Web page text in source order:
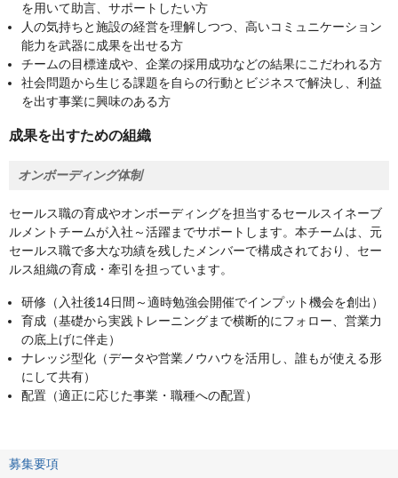
を用いて助言、サポートしたい方
人の気持ちと施設の経営を理解しつつ、高いコミュニケーション
能力を武器に成果を出せる方
チームの目標達成や、企業の採用成功などの結果にこだわれる方
社会問題から生じる課題を自らの行動とビジネスで解決し、利益
を出す事業に興味のある方
成果を出すための組織
オンボーディング体制
セールス職の育成やオンボーディングを担当するセールスイネーブ
ルメントチームが入社～活躍までサポートします。本チームは、元
セールス職で多大な功績を残したメンバーで構成されており、セー
ルス組織の育成・牽引を担っています。
研修（入社後14日間～適時勉強会開催でインプット機会を創出）
育成（基礎から実践トレーニングまで横断的にフォロー、営業力
の底上げに伴走）
ナレッジ型化（データや営業ノウハウを活用し、誰もが使える形
にして共有）
配置（適正に応じた事業・職種への配置）
募集要項